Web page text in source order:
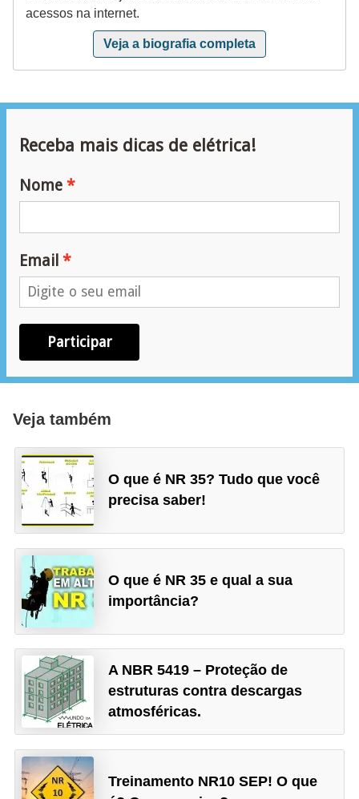
acessos na internet.
Veja a biografia completa
Receba mais dicas de elétrica!
Nome
Email
Participar
Veja também
O que é NR 35? Tudo que você
precisa saber!
O que é NR 35 e qual a sua
importância?
A NBR 5419 – Proteção de
estruturas contra descargas
atmosféricas.
Treinamento NR10 SEP! O que
i
e
i
d
e
i
a
l
n
t
r
m
e
n
t
o
s
e
m
e
d
i
ç